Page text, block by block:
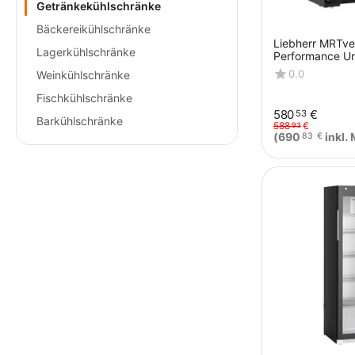
Liebherr
Performance
Kühlschrank
Schwarz
0.0
580 53 €
58893€
(690 83 € inkl.
Getränkekühlschränke
Bäckereikühlschränke
Lagerkühlschränke
Weinkühlschränke
Fischkühlschränke
Barkühlschränke